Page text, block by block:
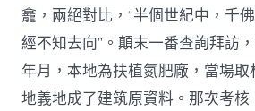
龕，兩絕對比，“半個世紀中，千
經不知去向”。顛末一番查詢拜訪
年月，本地為扶植氮肥廠，當場
地義地成了建筑原資料。那次考